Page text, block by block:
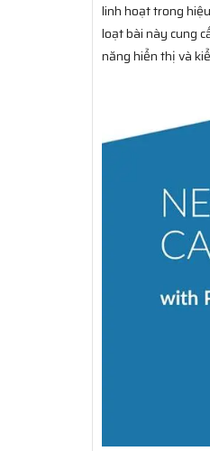
linh hoạt trong
loạt bài này cung
năng hiển thị và